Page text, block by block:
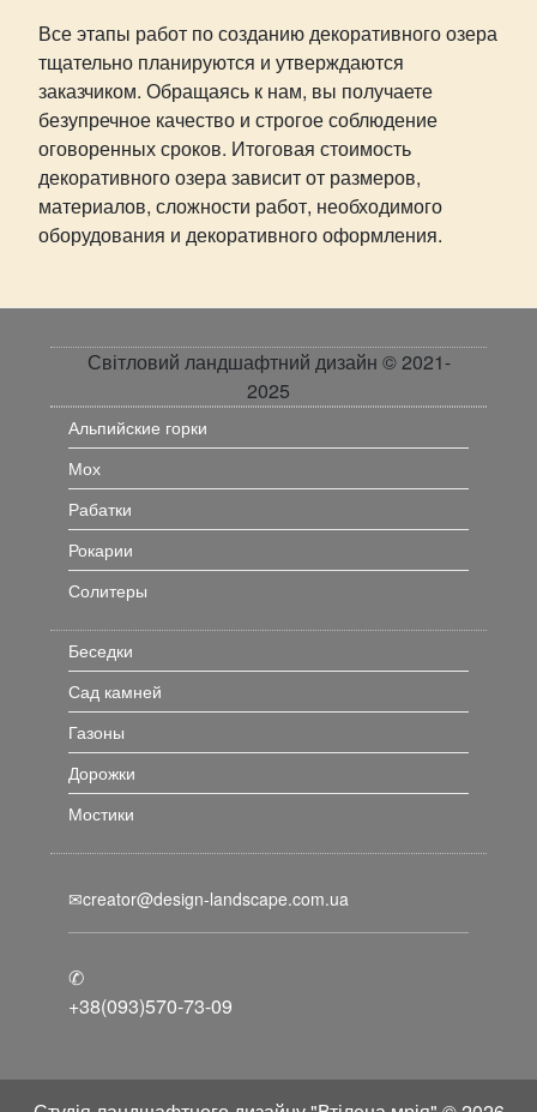
Все этапы работ по созданию декоративного озера
тщательно планируются и утверждаются
заказчиком. Обращаясь к нам, вы получаете
безупречное качество и строгое соблюдение
оговоренных сроков. Итоговая стоимость
декоративного озера зависит от размеров,
материалов, сложности работ, необходимого
оборудования и декоративного оформления.
Світловий ландшафтний дизайн © 2021-
2025
Альпийские горки
Мох
Рабатки
Рокарии
Солитеры
Беседки
Сад камней
Газоны
Дорожки
Мостики
✉creator@design-landscape.com.ua
✆
+38(093)570-73-09